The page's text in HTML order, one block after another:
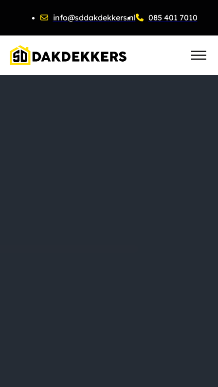
info@sddakdekkers.nl 085 401 7010